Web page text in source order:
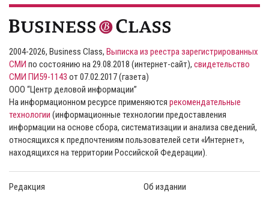
2004-2026, Business Class, Выписка из реестра зарегистрированных
СМИ по состоянию на 29.08.2018 (интернет-сайт), свидетельство
СМИ ПИ59-1143 от 07.02.2017 (газета)
ООО “Центр деловой информации”
На информационном ресурсе применяются рекомендательные
технологии (информационные технологии предоставления
информации на основе сбора, систематизации и анализа сведений,
относящихся к предпочтениям пользователей сети «Интернет»,
находящихся на территории Российской Федерации).
Редакция Об издании